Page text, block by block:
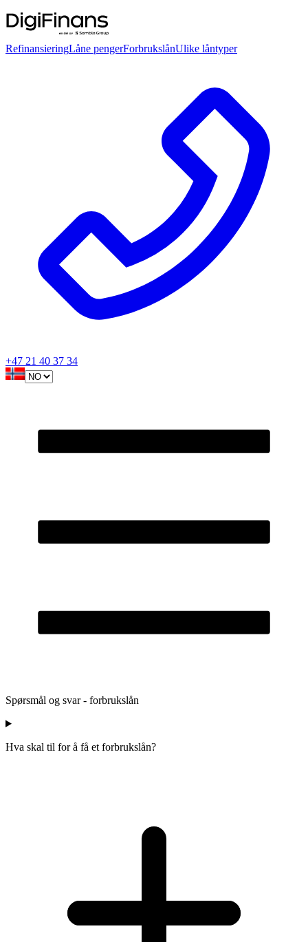
RefinansieringLåne pengerForbrukslånUlike låntyper
+47 21 40 37 34
Spørsmål og svar - forbrukslån
Hva skal til for å få et forbrukslån?